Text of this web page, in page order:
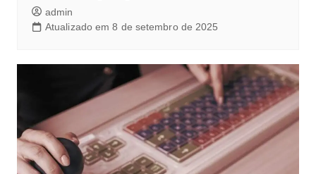
admin
Atualizado em 8 de setembro de 2025